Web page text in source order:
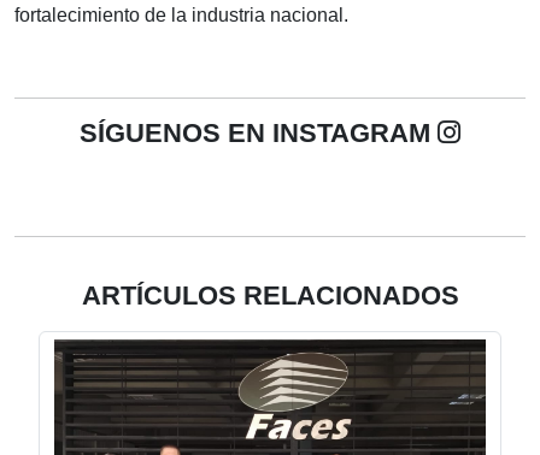
fortalecimiento de la industria nacional.
SÍGUENOS EN INSTAGRAM
ARTÍCULOS RELACIONADOS